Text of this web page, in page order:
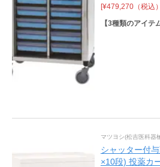
[¥479,270（税込
【3種類のアイテ
マツヨシ(松吉医科器
シャッター付
×10段) 投薬カ